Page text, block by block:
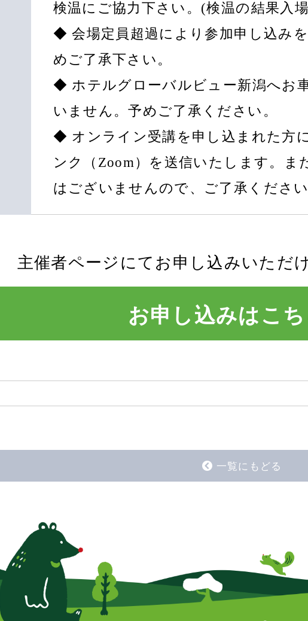
検温にご協力下さい。(検温の結果入
◆ 会場定員超過により参加申し込み
めご了承下さい。
◆ ホテルグローバルビュー新潟へお
いません。予めご了承ください。
◆ オンライン受講を申し込まれた方
ンク（Zoom）を送信いたします。ま
はございませんので、ご了承ください
主催者ページにてお申し込みいただ
お申し込みはこち
一覧にもどる